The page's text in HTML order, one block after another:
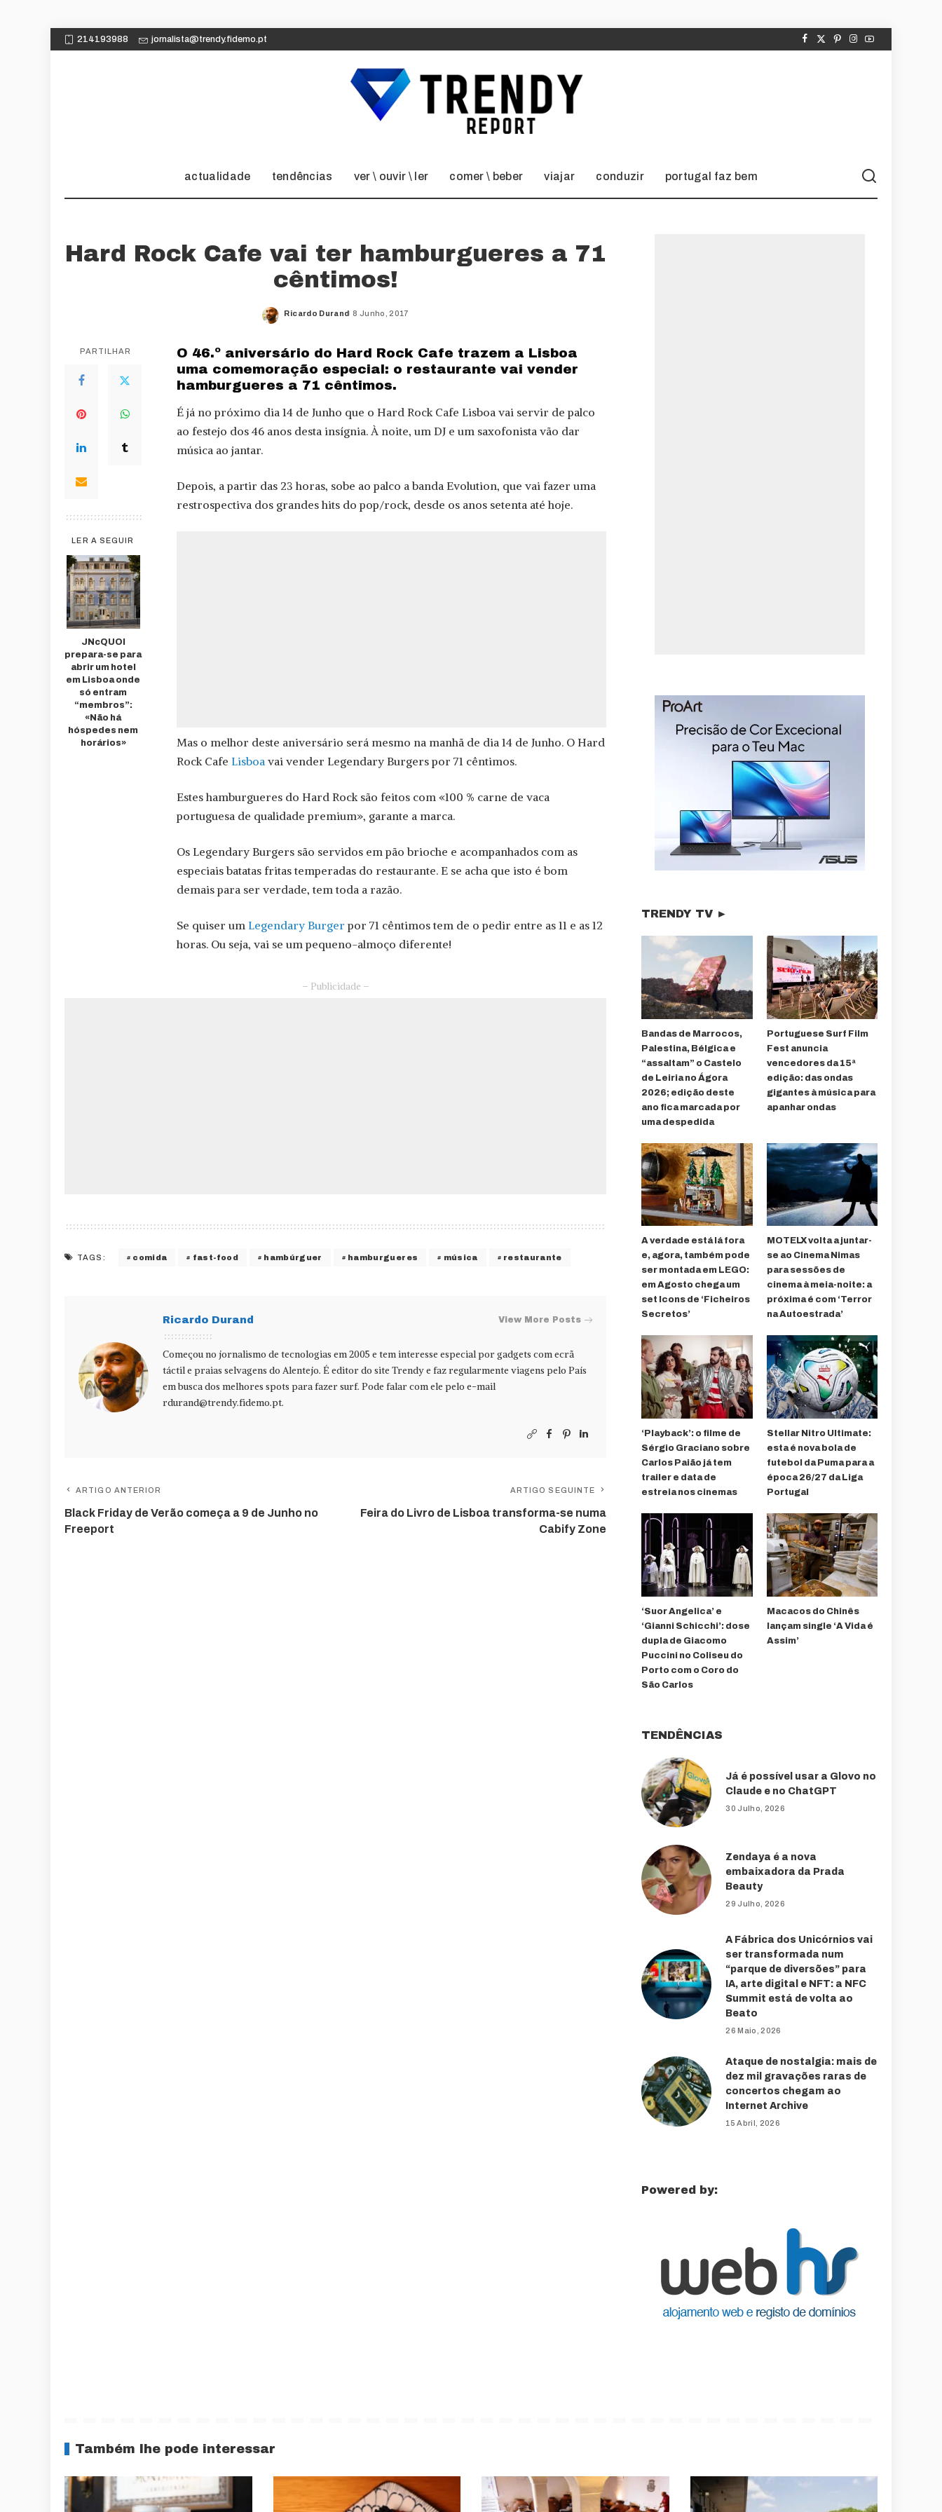
214193988 jornalista@trendy.fidemo.pt
actualidade tendências ver \ ouvir \ ler comer \ beber viajar conduzir portugal faz bem
Hard Rock Cafe vai ter hamburgueres a 71
cêntimos!
Posted
Ricardo Durand 8 Junho, 2017
PARTILHAR
LER A SEGUIR
JNcQUOI
prepara-se para
abrir um hotel
em Lisboa onde
só entram
“membros”:
«Não há
hóspedes nem
horários»
O 46.º aniversário do Hard Rock Cafe trazem a Lisboa
uma comemoração especial: o restaurante vai vender
hamburgueres a 71 cêntimos.
É já no próximo dia 14 de Junho que o Hard Rock Cafe Lisboa vai servir de palco
ao festejo dos 46 anos desta insígnia. À noite, um DJ e um saxofonista vão dar
música ao jantar.
Depois, a partir das 23 horas, sobe ao palco a banda Evolution, que vai fazer uma
restrospectiva dos grandes hits do pop/rock, desde os anos setenta até hoje.
Mas o melhor deste aniversário será mesmo na manhã de dia 14 de Junho. O Hard
Rock Cafe Lisboa vai vender Legendary Burgers por 71 cêntimos.
Estes hamburgueres do Hard Rock são feitos com «100 % carne de vaca
portuguesa de qualidade premium», garante a marca.
Os Legendary Burgers são servidos em pão brioche e acompanhados com as
especiais batatas fritas temperadas do restaurante. E se acha que isto é bom
demais para ser verdade, tem toda a razão.
Se quiser um Legendary Burger por 71 cêntimos tem de o pedir entre as 11 e as 12
horas. Ou seja, vai se um pequeno-almoço diferente!
– Publicidade –
TAGS: comida fast-food hambúrguer hamburgueres música restaurante
Ricardo Durand View More Posts
Começou no jornalismo de tecnologias em 2005 e tem interesse especial por gadgets com ecrã
táctil e praias selvagens do Alentejo. É editor do site Trendy e faz regularmente viagens pelo País
em busca dos melhores spots para fazer surf. Pode falar com ele pelo e-mail
rdurand@trendy.fidemo.pt.
ARTIGO ANTERIOR
Black Friday de Verão começa a 9 de Junho no
Freeport
ARTIGO SEGUINTE
Feira do Livro de Lisboa transforma-se numa
Cabify Zone
TRENDY TV ►
Bandas de Marrocos,
Palestina, Bélgica e
“assaltam” o Castelo
de Leiria no Ágora
2026; edição deste
ano fica marcada por
uma despedida
Portuguese Surf Film
Fest anuncia
vencedores da 15ª
edição: das ondas
gigantes à música para
apanhar ondas
A verdade está lá fora
e, agora, também pode
ser montada em LEGO:
em Agosto chega um
set Icons de ‘Ficheiros
Secretos’
MOTELX volta a juntar-
se ao Cinema Nimas
para sessões de
cinema à meia-noite: a
próxima é com ‘Terror
na Autoestrada’
‘Playback’: o filme de
Sérgio Graciano sobre
Carlos Paião já tem
trailer e data de
estreia nos cinemas
Stellar Nitro Ultimate:
esta é nova bola de
futebol da Puma para a
época 26/27 da Liga
Portugal
‘Suor Angelica’ e
‘Gianni Schicchi’: dose
dupla de Giacomo
Puccini no Coliseu do
Porto com o Coro do
São Carlos
Macacos do Chinês
lançam single ‘A Vida é
Assim’
TENDÊNCIAS
Já é possível usar a Glovo no
Claude e no ChatGPT
30 Julho, 2026
Zendaya é a nova
embaixadora da Prada
Beauty
29 Julho, 2026
A Fábrica dos Unicórnios vai
ser transformada num
“parque de diversões” para
IA, arte digital e NFT: a NFC
Summit está de volta ao
Beato
26 Maio, 2026
Ataque de nostalgia: mais de
dez mil gravações raras de
concertos chegam ao
Internet Archive
15 Abril, 2026
Powered by:
Também lhe pode interessar